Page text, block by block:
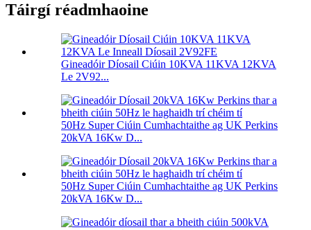
Táirgí réadmhaoine
Gineadóir Díosail Ciúin 10KVA 11KVA 12KVA
Le 2V92...
50Hz Super Ciúin Cumhachtaithe ag UK Perkins
20kVA 16Kw D...
50Hz Super Ciúin Cumhachtaithe ag UK Perkins
20kVA 16Kw D...